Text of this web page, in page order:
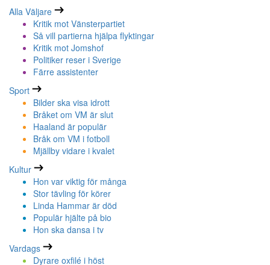
Alla Väljare
Kritik mot Vänsterpartiet
Så vill partierna hjälpa flyktingar
Kritik mot Jomshof
Politiker reser i Sverige
Färre assistenter
Sport
Bilder ska visa idrott
Bråket om VM är slut
Haaland är populär
Bråk om VM i fotboll
Mjällby vidare i kvalet
Kultur
Hon var viktig för många
Stor tävling för körer
Linda Hammar är död
Populär hjälte på bio
Hon ska dansa i tv
Vardags
Dyrare oxfilé i höst